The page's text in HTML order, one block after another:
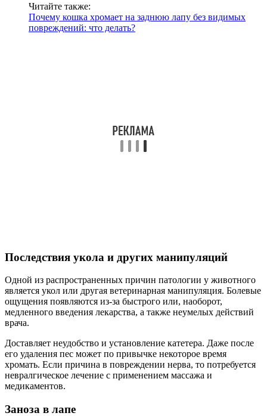
Читайте также:
Почему кошка хромает на заднюю лапу без видимых
повреждений: что делать?
Последствия укола и других манипуляций
Одной из распространенных причин патологии у животного
является укол или другая ветеринарная манипуляция. Болевые
ощущения появляются из-за быстрого или, наоборот,
медленного введения лекарства, а также неумелых действий
врача.
Доставляет неудобство и установление катетера. Даже после
его удаления пес может по привычке некоторое время
хромать. Если причина в повреждении нерва, то потребуется
невралгическое лечение с применением массажа и
медикаментов.
Заноза в лапе